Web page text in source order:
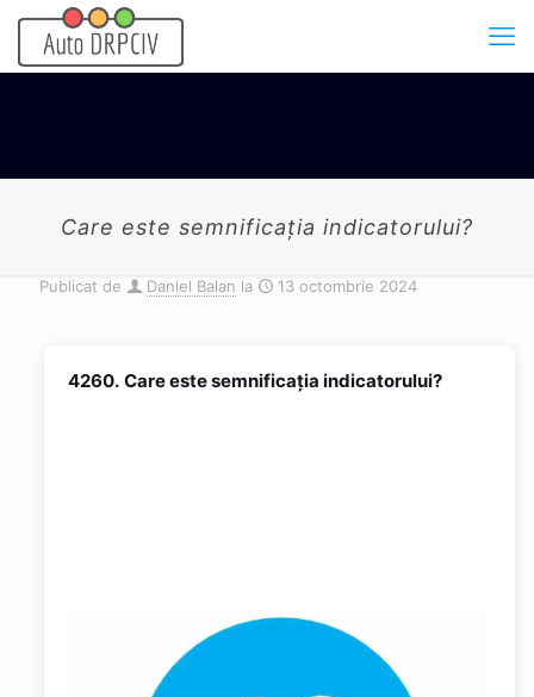
Care este semnificația indicatorului?
Publicat de Daniel Balan la 13 octombrie 2024
4260. Care este semnificația indicatorului?